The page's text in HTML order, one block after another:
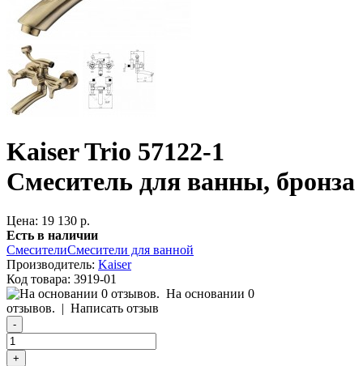
Kaiser Trio 57122-1
Смеситель для ванны, бронза
Цена: 19 130 р.
Есть в наличии
СмесителиСмесители для ванной
Производитель: Kaiser
Код товара: 3919-01
На основании 0
отзывов. | Написать отзыв